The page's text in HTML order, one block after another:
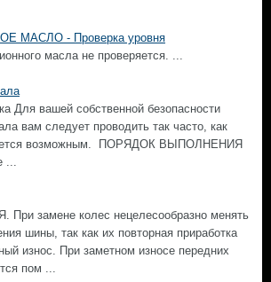
МАСЛО - Проверка уровня
масла не проверяется. ...
Для вашей собственной безопасности
вам следует проводить так часто, как
возможным. ПОРЯДОК ВЫПОЛНЕНИЯ
...
замене колес нецелесообразно менять
шины, так как их повторная приработка
износ. При заметном износе передних
пом ...